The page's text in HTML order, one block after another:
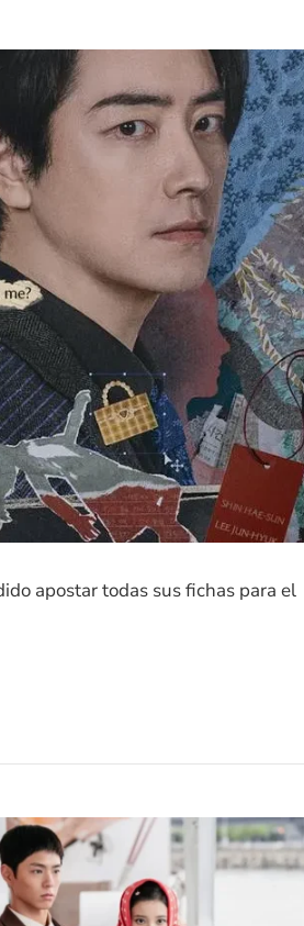
apostar todas sus fichas para el